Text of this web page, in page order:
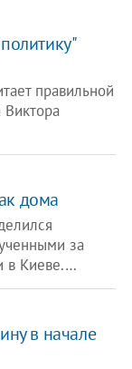
правильной
дома
за
в Киеве.…
в начале